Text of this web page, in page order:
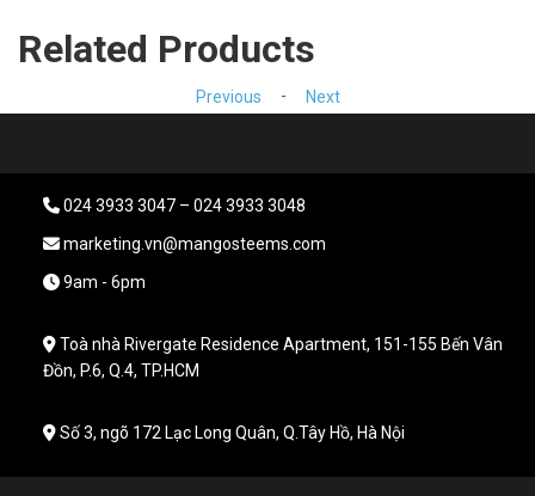
Related Products
Previous - Next
024 3933 3047 – 024 3933 3048
marketing.vn@mangosteems.com
9am - 6pm
Toà nhà Rivergate Residence Apartment, 151-155 Bến Vân
Đồn, P.6, Q.4, TP.HCM
Số 3, ngõ 172 Lạc Long Quân, Q.Tây Hồ, Hà Nội